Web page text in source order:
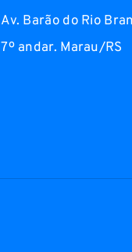
Av. Barão do Rio
7º andar. Marau/RS